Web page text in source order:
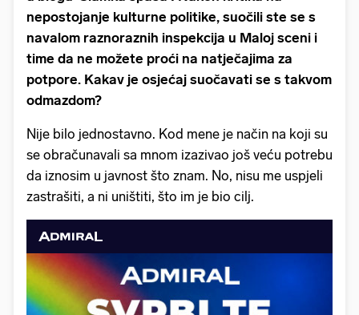
nepostojanje kulturne politike, suočili ste se s
navalom raznoraznih inspekcija u Maloj sceni i
time da ne možete proći na natječajima za
potpore. Kakav je osjećaj suočavati se s takvom
odmazdom?
Nije bilo jednostavno. Kod mene je način na koji su
se obračunavali sa mnom izazivao još veću potrebu
da iznosim u javnost što znam. No, nisu me uspjeli
zastrašiti, a ni uništiti, što im je bio cilj.